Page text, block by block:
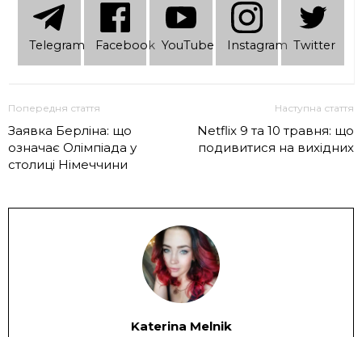
Telеgram Facebook YouTube Instagram Twitter
Попередня стаття
Заявка Берліна: що
означає Олімпіада у
столиці Німеччини
Наступна стаття
Netflix 9 та 10 травня: що
подивитися на вихідних
Katerina Melnik